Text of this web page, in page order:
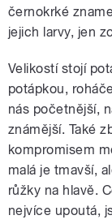
černokrké
jejich larvy, jen
Velikostí stojí
potápkou,
nás početnější,
známější. Také
kompromisem
malá je tmavší,
růžky na hlavě.
nejvíce upoutá,